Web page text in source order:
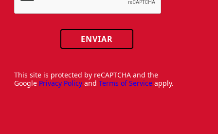
ENVIAR
This site is protected by reCAPTCHA and the
Google Privacy Policy and Terms of Service apply.